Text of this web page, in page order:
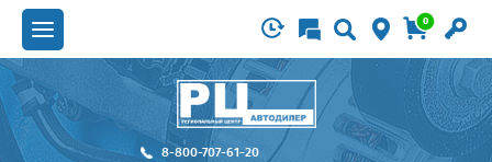
0
8-800-707-61-20